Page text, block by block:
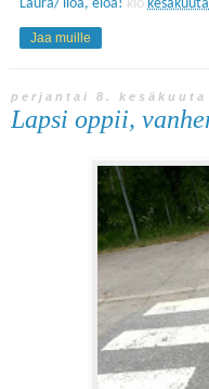
Laura/ iloa, eloa! klo
Jaa muille
perjantai 8. kesäkuuta
Lapsi oppii,